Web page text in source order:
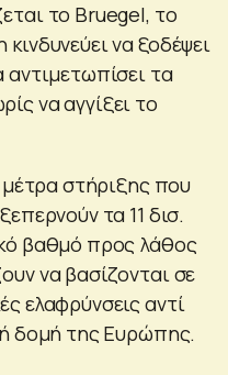
το Bruegel, το
να ξοδέψει
αντιμετωπίσει τα
να αγγίξει το
στήριξης που
τα 11 δισ.
βαθμό προς λάθος
να βασίζονται σε
ελαφρύνσεις αντί
δομή της Ευρώπης.